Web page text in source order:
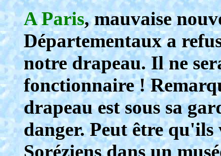
A Paris, mauvaise
Départementaux a
notre drapeau. Il ne
fonctionnaire !
drapeau est sous sa
danger. Peut être
Soréziens dans un